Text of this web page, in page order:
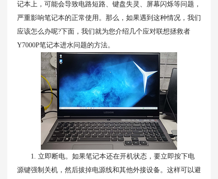
记本上，可能会导致电路短路、键盘失灵、屏幕闪烁等问题，
严重影响笔记本的正常使用。那么，如果遇到这种情况，我们
应该怎么办呢?下面，我们就为您介绍几个应对联想拯救者
Y7000P笔记本进水问题的方法。
1. 立即断电。如果笔记本还在开机状态，要立即按下电
源键强制关机，然后拔掉电源线和其他外接设备。这样可以避